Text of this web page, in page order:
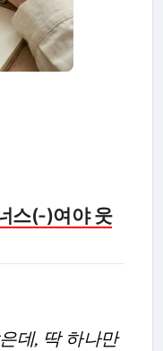
스(-)여야 웃
데, 딱 하나만